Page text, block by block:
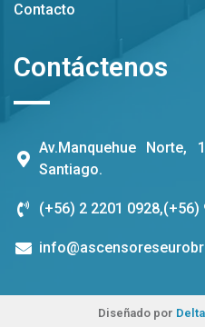
Contacto
Contáctenos
Av.Manquehue Norte,
Santiago.
(+56) 2 2201 0928,(+56)
Diseñado por